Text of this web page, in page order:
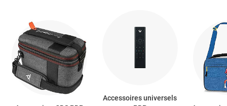
Accessoires universels